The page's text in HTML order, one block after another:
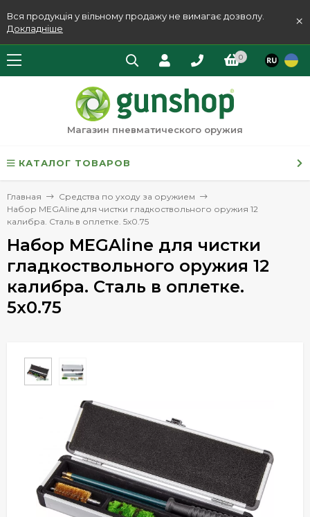
Вся продукція у вільному продажу не вимагає дозволу.
Докладніше
×
0
Магазин пневматического оружия
КАТАЛОГ ТОВАРОВ
Главная
Средства по уходу за оружием
Набор MEGAline для чистки гладкоствольного оружия 12
калибра. Сталь в оплетке. 5x0.75
Набор MEGAline для чистки
гладкоствольного оружия 12
калибра. Сталь в оплетке.
5x0.75